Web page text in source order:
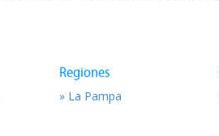
Regiones
» La Pampa